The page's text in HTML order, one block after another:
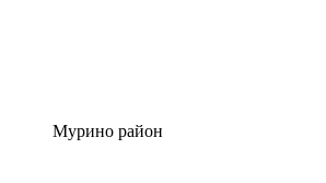
Мурино район